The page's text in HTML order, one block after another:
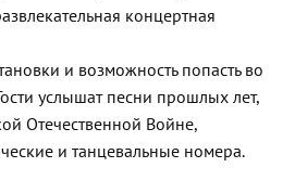
концертная
и возможность попасть во
услышат песни прошлых лет,
Отечественной Войне,
и танцевальные номера.